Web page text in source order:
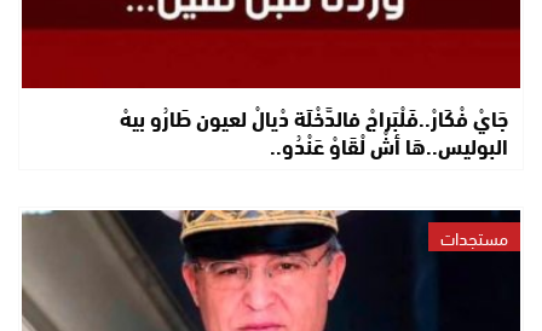
جَايْ فْكَارْ..فَلْبَراجْ فالدَّخْلَة دْيالْ لعيون طَارُو بيهْ
البوليس..هَا أشْ لْقَاوْ عَنْدُو..
مستجدات